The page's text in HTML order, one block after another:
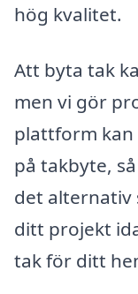
hög kvalitet.
Att byta tak
men vi gör
plattform
på takbyte,
det alternativ
ditt projekt
tak för ditt